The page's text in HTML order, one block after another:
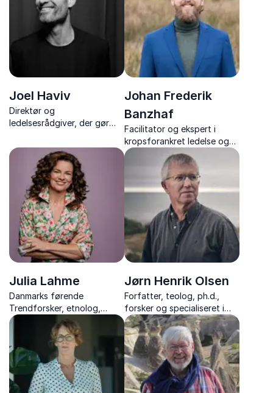
Joel Haviv
Direktør og
ledelsesrådgiver, der gør
Johan Frederik
Banzhaf
Facilitator og ekspert i
kropsforankret ledelse og
menneskelig
bæredygtighed.
Julia Lahme
Danmarks førende
Trendforsker, etnolog,
forfatter og direktør i eget
kommunikationsbureau.
Jørn Henrik Olsen
Forfatter, teolog, ph.d.,
forsker og specialiseret i
formidlingens kunst med
foredrag om kreativitet,
sorg, og livets paradokser
og store spørgsmål.